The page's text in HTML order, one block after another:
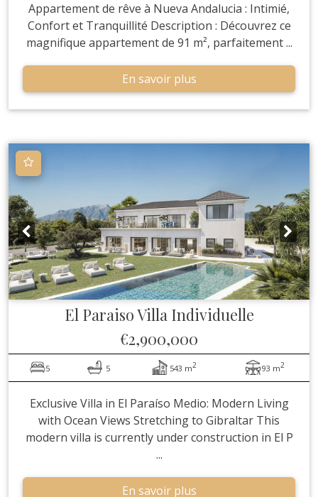
Appartement de rêve à Nueva Andalucia : Intimié,
Confort et Tranquillité Description : Découvrez ce
magnifique appartement de 91 m², parfaitement ...
En savoir plus
El ParaisoVilla Individuelle
€2,900,000
5 5 543 m2 93 m2
Exclusive Villa in El Paraíso Medio: Modern Living
with Ocean Views Stretching to Gibraltar This
modern villa is currently under construction in El P
...
En savoir plus